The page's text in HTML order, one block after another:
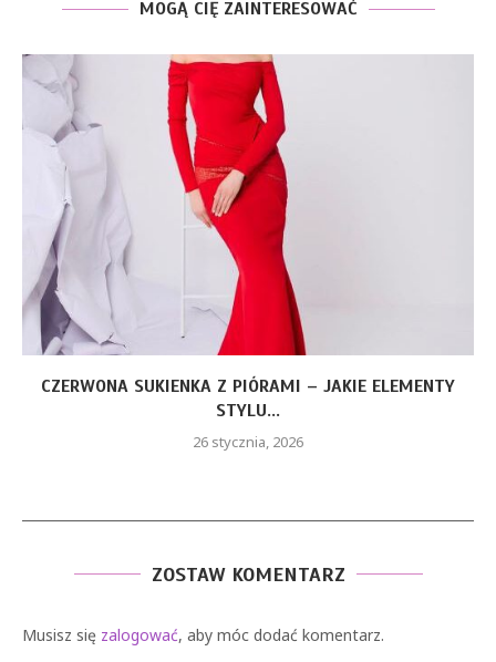
MOGĄ CIĘ ZAINTERESOWAĆ
CZERWONA SUKIENKA Z PIÓRAMI – JAKIE ELEMENTY
STYLU...
26 stycznia, 2026
ZOSTAW KOMENTARZ
Musisz się zalogować, aby móc dodać komentarz.